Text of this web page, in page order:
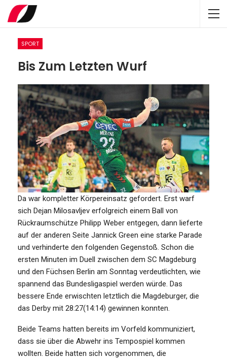
SPORT
Bis Zum Letzten Wurf
Da war kompletter Körpereinsatz gefordert. Erst warf
sich Dejan Milosavljev erfolgreich einem Ball von
Rückraumschütze Philipp Weber entgegen, dann lieferte
auf der anderen Seite Jannick Green eine starke Parade
und verhinderte den folgenden Gegenstoß. Schon die
ersten Minuten im Duell zwischen dem SC Magdeburg
und den Füchsen Berlin am Sonntag verdeutlichten, wie
spannend das Bundesligaspiel werden würde. Das
bessere Ende erwischten letztlich die Magdeburger, die
das Derby mit 28:27(14:14) gewinnen konnten.
Beide Teams hatten bereits im Vorfeld kommuniziert,
dass sie über die Abwehr ins Tempospiel kommen
wollten. Beide hatten sich vorgenommen, die